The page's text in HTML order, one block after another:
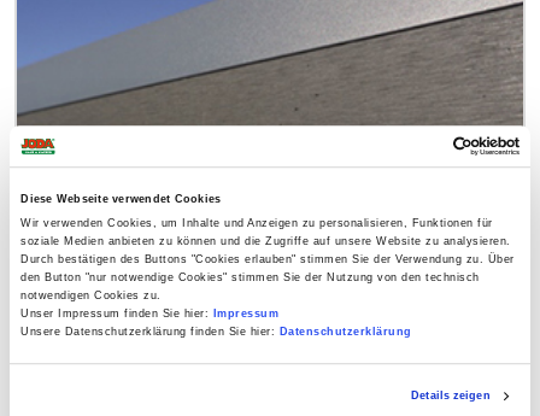
Diese Webseite verwendet Cookies
Wir verwenden Cookies, um Inhalte und Anzeigen zu personalisieren, Funktionen für
soziale Medien anbieten zu können und die Zugriffe auf unsere Website zu analysieren.
Durch bestätigen des Buttons "Cookies erlauben" stimmen Sie der Verwendung zu. Über
den Button "nur notwendige Cookies" stimmen Sie der Nutzung von den technisch
notwendigen Cookies zu.
Unser Impressum finden Sie hier:
Impressum
Unsere Datenschutzerklärung finden Sie hier:
Datenschutzerklärung
Details zeigen
Systemzaun Kingston Zubehör